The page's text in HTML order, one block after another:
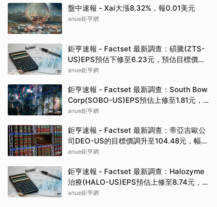
盤中速報 - Xai大漲8.32%，報0.01美元
anue鉅亨網
鉅亨速報 - Factset 最新調查：碩騰(ZTS-
US)EPS預估下修至6.23元，預估目標價為
90.00元
anue鉅亨網
鉅亨速報 - Factset 最新調查：South Bow
Corp(SOBO-US)EPS預估上修至1.81元，
預估目標價為35.83元
anue鉅亨網
鉅亨速報 - Factset 最新調查：帝亞吉歐公
司DEO-US的目標價調升至104.48元，幅度
約3.43%
anue鉅亨網
鉅亨速報 - Factset 最新調查：Halozyme
治療(HALO-US)EPS預估上修至8.74元，預
估目標價為105.00元
anue鉅亨網